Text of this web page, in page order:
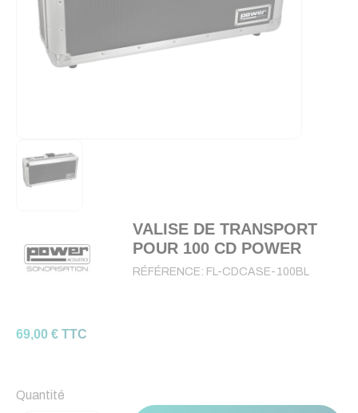
VALISE DE TRANSPORT
POUR 100 CD POWER
RÉFÉRENCE: FL-CDCASE-100BL
69,00 € TTC
Quantité